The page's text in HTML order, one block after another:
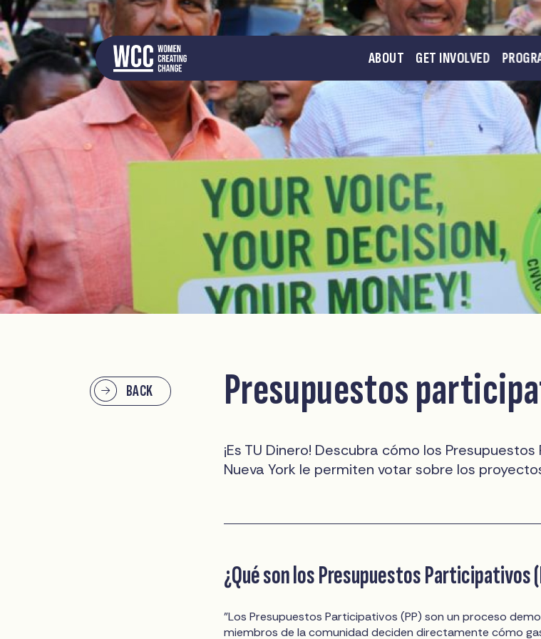
ABOUT GET INVOLVED
BACK Presupuestos
¡Es TU Dinero! Descubra cómo los
Nueva York le permiten votar sobre los
¿Qué son los Presupuestos Participativos
"Los Presupuestos Participativos (PP) son un proceso
miembros de la comunidad deciden directamente cómo